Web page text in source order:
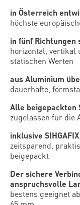
in Österreich
höchste
in fünf
horizontal, vertikal
statischen Werten
aus Aluminium
dauerhafte,
Alle beigepackten
zugelassen für die
inklusive
zeitsparend,
beigepackt
Der sichere
anspruchsvolle
bestens geeignet